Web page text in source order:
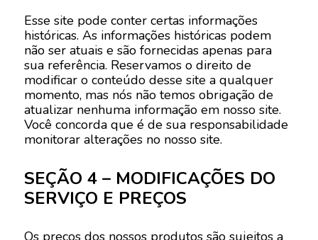
Esse site pode conter certas informações
históricas. As informações históricas podem
não ser atuais e são fornecidas apenas para
sua referência. Reservamos o direito de
modificar o conteúdo desse site a qualquer
momento, mas nós não temos obrigação de
atualizar nenhuma informação em nosso site.
Você concorda que é de sua responsabilidade
monitorar alterações no nosso site.
SEÇÃO 4 – MODIFICAÇÕES DO
SERVIÇO E PREÇOS
Os preços dos nossos produtos são sujeitos a